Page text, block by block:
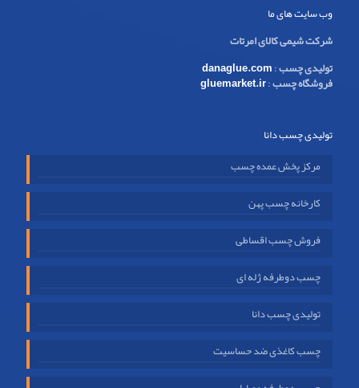
وب سایت های ما
شرکت شیمی کالای امرتات
تولیدی چسب:
danaglue.com
فروشگاه چسب:
gluemarket.ir
تولیدی چسب دانا
مرکز پخش عمده چسب
کارخانه چسب پهن
فروش چسب اقساطی
چسب دوطرفه ژله ای
تولیدی چسب دانا
چسب کاغذی ضد حساسیت